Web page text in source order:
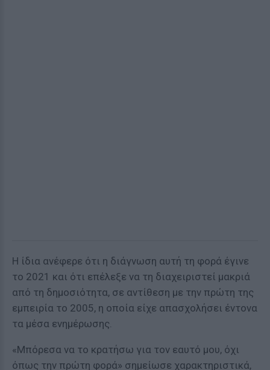
Η ίδια ανέφερε ότι η διάγνωση αυτή τη φορά έγινε
το 2021 και ότι επέλεξε να τη διαχειριστεί μακριά
από τη δημοσιότητα, σε αντίθεση με την πρώτη της
εμπειρία το 2005, η οποία είχε απασχολήσει έντονα
τα μέσα ενημέρωσης.
«Μπόρεσα να το κρατήσω για τον εαυτό μου, όχι
όπως την πρώτη φορά» σημείωσε χαρακτηριστικά,